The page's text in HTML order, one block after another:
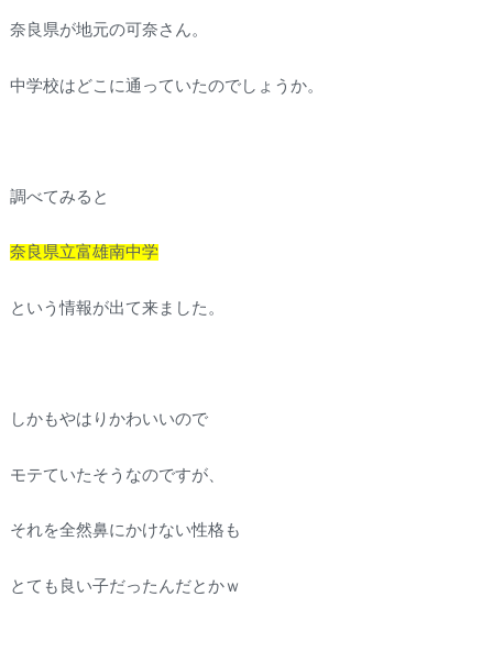
奈良県が地元の可奈さん。
中学校はどこに通っていたのでしょうか。
調べてみると
奈良県立富雄南中学
という情報が出て来ました。
しかもやはりかわいいので
モテていたそうなのですが、
それを全然鼻にかけない性格も
とても良い子だったんだとかｗ